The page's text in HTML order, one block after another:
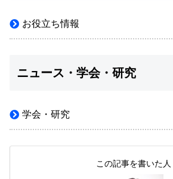
お役立ち情報
ニュース・学会・研究
学会・研究
この記事を書いた人